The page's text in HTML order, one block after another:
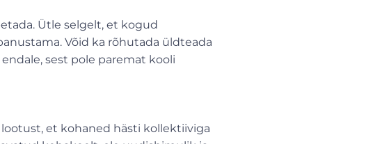
Ütle selgelt, et kogud
Võid ka rõhutada üldteada
sest pole paremat kooli
et kohaned hästi kollektiiviga